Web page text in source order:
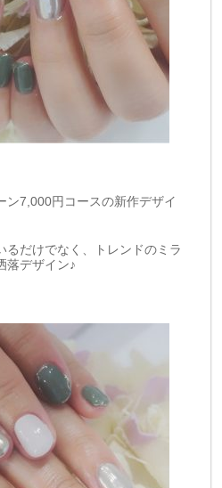
ン7,000円コースの新作デザイ
るだけでなく、トレンドのミラ
落デザイン♪